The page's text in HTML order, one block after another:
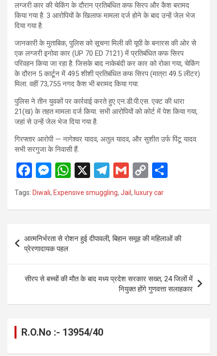
लग्जरी कार की चेकिंग के दौरान प्रतिबंधित कफ सिरप और कैश बरामद
किया गया है. 3 आरोपियों के खिलाफ मामला दर्ज होने के बाद उन्हें जेल भेज
दिया गया है.
जानकारी के मुताबिक, पुलिस को सूचना मिली की यूपी के बनारस की ओर से
एक लग्जरी इनोवा कार (UP 70 ED 7121) में प्रतिबंधित कफ सिरप
परिवहन किया जा रहा है. जिसके बाद नाकेबंदी कर कार को रोका गया, चेकिंग
के दौरान 5 कार्टून में 495 शीशी प्रतिबंधित कफ सिरप (मात्रा 49.5 लीटर)
मिला. वहीं 73,755 नगद कैश भी बरामद किया गया.
पुलिस ने तीन युवकों पर कार्रवाई करते हुए एन.डी.पी.एस. एक्ट की धारा
21(ख) के तहत मामला दर्ज किया. सभी आरोपियों को कोर्ट में पेश किया गया,
जहां से उन्हें जेल भेज दिया गया है.
गिरफ्तार आरोपी — नागेश्वर यादव, अतुल यादव, और सुशीत उर्फ पिंटू यादव.
सभी सरगुजा के निवासी हैं.
F
a
ce
o
o
k
M
es
se
g
er
W
h
at
A
p
X
T
e
a
m
G
m
ail
C
py
n
Tags: Diwali, Expensive smuggling, Jail , luxury car
navigation
आत्मनिर्भरता से रोशन हुई दीपावली, बिहान समूह की महिलाओं की
प्रेरणादायक पहल
सीरप से बच्चों की मौत के बाद मध्य प्रदेश सरकार सख्त, 24 जिलों में
नियुक्त होंगे गुणवत्ता सलाहकार
R.O.No :- 13954/40